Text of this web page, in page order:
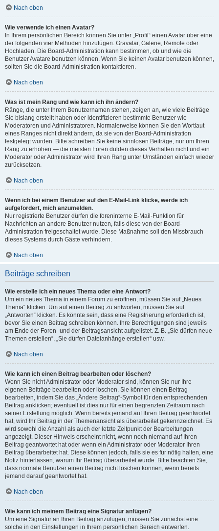
Nach oben
Wie verwende ich einen Avatar?
In Ihrem persönlichen Bereich können Sie unter „Profil“ einen Avatar über eine
der folgenden vier Methoden hinzufügen: Gravatar, Galerie, Remote oder
Hochladen. Die Board-Administration kann bestimmen, ob und wie die
Benutzer Avatare benutzen können. Wenn Sie keinen Avatar benutzen können,
sollten Sie die Board-Administration kontaktieren.
Nach oben
Was ist mein Rang und wie kann ich ihn ändern?
Ränge, die unter Ihrem Benutzernamen stehen, zeigen an, wie viele Beiträge
Sie bislang erstellt haben oder identifizieren bestimmte Benutzer wie
Moderatoren und Administratoren. Normalerweise können Sie den Wortlaut
eines Ranges nicht direkt ändern, da sie von der Board-Administration
festgelegt wurden. Bitte schreiben Sie keine sinnlosen Beiträge, nur um Ihren
Rang zu erhöhen — die meisten Foren dulden dieses Verhalten nicht und ein
Moderator oder Administrator wird Ihren Rang unter Umständen einfach wieder
zurücksetzen.
Nach oben
Wenn ich bei einem Benutzer auf den E-Mail-Link klicke, werde ich
aufgefordert, mich anzumelden.
Nur registrierte Benutzer dürfen die foreninterne E-Mail-Funktion für
Nachrichten an andere Benutzer nutzen, falls diese von der Board-
Administration freigeschaltet wurde. Diese Maßnahme soll den Missbrauch
dieses Systems durch Gäste verhindern.
Nach oben
Beiträge schreiben
Wie erstelle ich ein neues Thema oder eine Antwort?
Um ein neues Thema in einem Forum zu eröffnen, müssen Sie auf „Neues
Thema“ klicken. Um auf einen Beitrag zu antworten, müssen Sie auf
„Antworten“ klicken. Es könnte sein, dass eine Registrierung erforderlich ist,
bevor Sie einen Beitrag schreiben können. Ihre Berechtigungen sind jeweils
am Ende der Foren- und der Beitragsansicht aufgelistet. Z. B. „Sie dürfen neue
Themen erstellen“, „Sie dürfen Dateianhänge erstellen“ usw.
Nach oben
Wie kann ich einen Beitrag bearbeiten oder löschen?
Wenn Sie nicht Administrator oder Moderator sind, können Sie nur Ihre
eigenen Beiträge bearbeiten oder löschen. Sie können einen Beitrag
bearbeiten, indem Sie das „Ändere Beitrag“-Symbol für den entsprechenden
Beitrag anklicken; eventuell ist dies nur für einen begrenzten Zeitraum nach
seiner Erstellung möglich. Wenn bereits jemand auf Ihren Beitrag geantwortet
hat, wird Ihr Beitrag in der Themenansicht als überarbeitet gekennzeichnet. Es
wird sowohl die Anzahl als auch der letzte Zeitpunkt der Bearbeitungen
angezeigt. Dieser Hinweis erscheint nicht, wenn noch niemand auf Ihren
Beitrag geantwortet hat oder wenn ein Administrator oder Moderator Ihren
Beitrag überarbeitet hat. Diese können jedoch, falls sie es für nötig halten, eine
Notiz hinterlassen, warum Ihr Beitrag überarbeitet wurde. Bitte beachten Sie,
dass normale Benutzer einen Beitrag nicht löschen können, wenn bereits
jemand darauf geantwortet hat.
Nach oben
Wie kann ich meinem Beitrag eine Signatur anfügen?
Um eine Signatur an Ihren Beitrag anzufügen, müssen Sie zunächst eine
solche in den Einstellungen in Ihrem persönlichen Bereich entwerfen.